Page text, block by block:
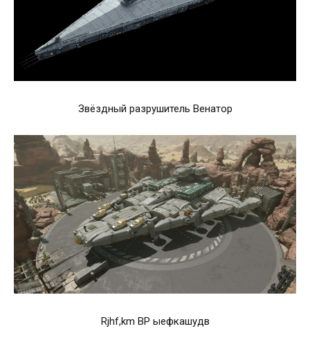
Звёздный разрушитель Венатор
Rjhf,km BP ыефкашудв